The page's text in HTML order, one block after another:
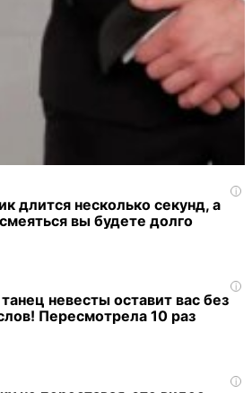
i
длится несколько секунд, а
смеяться вы будете долго
i
невесты оставит вас без
Пересмотрела 10 раз
i